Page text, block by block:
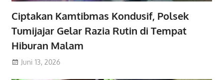
Ciptakan Kamtibmas Kondusif, Polsek
Tumijajar Gelar Razia Rutin di Tempat
Hiburan Malam
Juni 13, 2026